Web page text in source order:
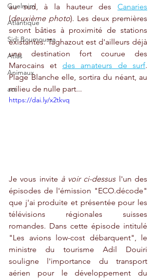
Guelmim
Atlantique
Sidi Boumoussa
Atlas
Animaux
act
au sud, à la hauteur des Canaries
(deuxième photo). Les deux premières
seront bâties à proximité de stations
existantes. Taghazout est d'ailleurs déjà
une destination fort courue des
Marocains et des amateurs de surf.
Plage Blanche elle, sortira du néant, au
milieu de nulle part...
https://dai.ly/x2tkvq
Je vous invite à voir ci-dessus l'un des
épisodes de l'émission "ECO.décode"
que j'ai produite et présentée pour les
télévisions régionales suisses
romandes. Dans cette épisode intitulé
"Les avions low-cost débarquent", le
ministre du tourisme Adil Douiri
souligne l'importance du transport
aérien pour le développement du